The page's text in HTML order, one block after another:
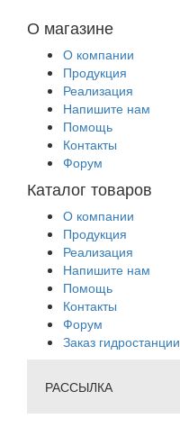
О магазине
О компании
Продукция
Реализация
Напишите нам
Помощь
Контакты
Форум
Каталог товаров
О компании
Продукция
Реализация
Напишите нам
Помощь
Контакты
Форум
Заказ гидростанции
РАССЫЛКА